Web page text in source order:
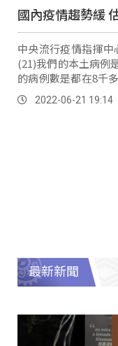
國內疫情趨勢緩
中央流行疫情指揮
(21)我們的本土病例
的病例數是都在8千
移入65例跟死亡的個
2022-06-21 19:14
最新新聞